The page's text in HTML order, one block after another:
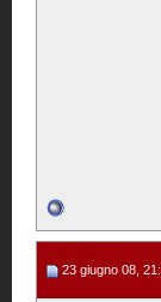
23 giugno 08,